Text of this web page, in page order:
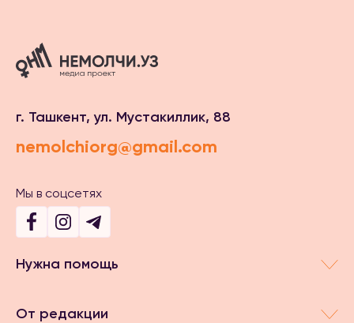
г. Ташкент, ул. Мустакиллик, 88
nemolchiorg@gmail.com
Мы в соцсетях
Нужна помощь
От редакции